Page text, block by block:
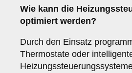
Wie kann die
optimiert werden?
Durch den Einsatz
Thermostate oder